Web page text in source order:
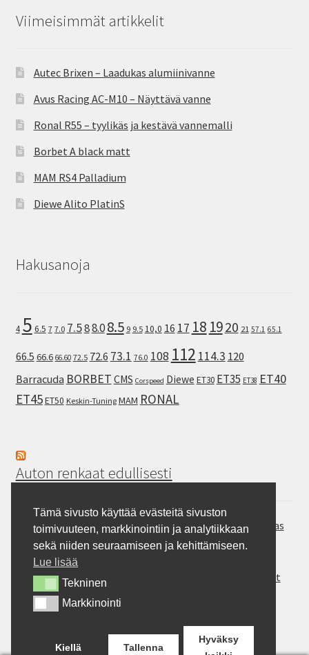
Viimeisimmät artikkelit
Autec Brixen – Laadukas alumiinivanne
Avus Racing AC-M10 – Näyttävä vanne
Ronal R55 – tyylikäs ja kestävä vannemalli
Borbet A black matt
MAM RS4 Palladium
Diewe Alito PlatinS
Hakusanoja
4 5 6.5 7 7.0 7.588.08.5 9 9.5 10,0 16 17 18 1920 21 57.1 65.1
66.5 66.6 66.60 72.5 72.6 73.1 76.0 108 112 114.3 120
Barracuda BORBET CMS Corspeed Diewe ET30 ET35 ET38 ET40
ET45ET50 Keskin-Tuning MAM RONAL
Auton renkaat edullisesti
Hankook Vantra Transit RA58 – Pakettiauton kesärengas
Continental SportContact 7 – Laadukas sportrengas
Gripmax Inception A/T – Allterrain rengas
Rotalla ENJOYLAND H/T RF10 – Maasturit ja Crossoverit
Milever MA352 – auton kesärengas
BFGoodrich Mud-Terrain T/A KM3 – Pitoa jokapaikkaan
Tämä sivusto käyttää evästeitä sivuston
toimivuuteen, markkinointiin ja analytiikkaan
sekä niiden seuraamiseen ja kehittämiseen.
Lue lisää
TekninenTekninen
Markkinointi
Markkinointi
Kiellä Tallenna
Hyväksy